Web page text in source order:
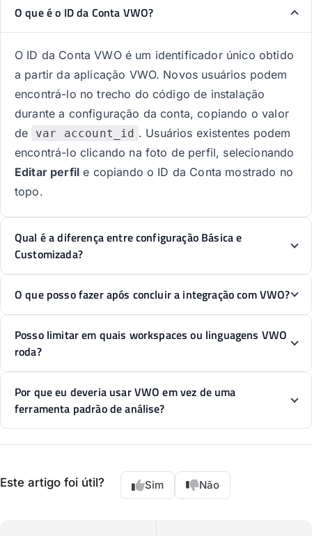
O que é o ID da Conta VWO?
O ID da Conta VWO é um identificador único obtido
a partir da aplicação VWO. Novos usuários podem
encontrá-lo no trecho do código de instalação
durante a configuração da conta, copiando o valor
de
var account_id . Usuários existentes podem
encontrá-lo clicando na foto de perfil, selecionando
Editar perfil e copiando o ID da Conta mostrado no
topo.
Qual é a diferença entre configuração Básica e
Customizada?
O que posso fazer após concluir a integração com VWO?
Posso limitar em quais workspaces ou linguagens VWO
roda?
Por que eu deveria usar VWO em vez de uma
ferramenta padrão de análise?
Este artigo foi útil? Sim Não